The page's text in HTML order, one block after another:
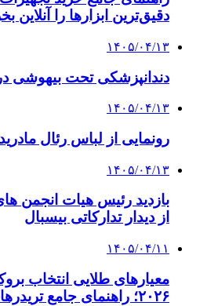
دقیق‌ترین ابزارها را آنلاین
۱۴۰۵/۰۴/۱۳
دندانپزشکی تحت بیهوشی
۱۴۰۵/۰۴/۱۳
رونمایی از لباس رئال مادرید ۲۰۲۷ | نقد و
۱۴۰۵/۰۴/۱۳
بازدید رئیس هیات انجمن
از دیدار تدارکاتی بیسبال
۱۴۰۵/۰۴/۱۱
معیارهای طلایی انتخاب
۲۰۲۶؛ راهنمای جامع تریدرهای حرفه‌ای